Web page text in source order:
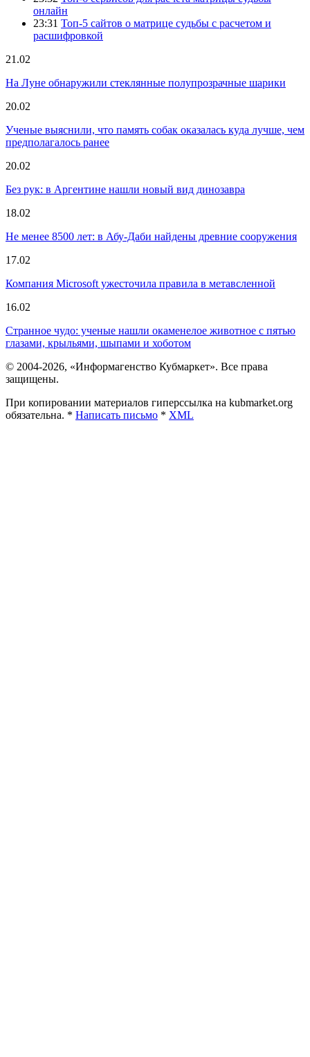
онлайн
23:31 Топ-5 сайтов о матрице судьбы с расчетом и
расшифровкой
21.02
На Луне обнаружили стеклянные полупрозрачные шарики
20.02
Ученые выяснили, что память собак оказалась куда лучше, чем
предполагалось ранее
20.02
Без рук: в Аргентине нашли новый вид динозавра
18.02
Не менее 8500 лет: в Абу-Даби найдены древние сооружения
17.02
Компания Microsoft ужесточила правила в метавсленной
16.02
Странное чудо: ученые нашли окаменелое животное с пятью
глазами, крыльями, шыпами и хоботом
© 2004-2026, «Информагенство Кубмаркет». Все права
защищены.
При копировании материалов гиперссылка на kubmarket.org
обязательна. * Написать письмо * XML